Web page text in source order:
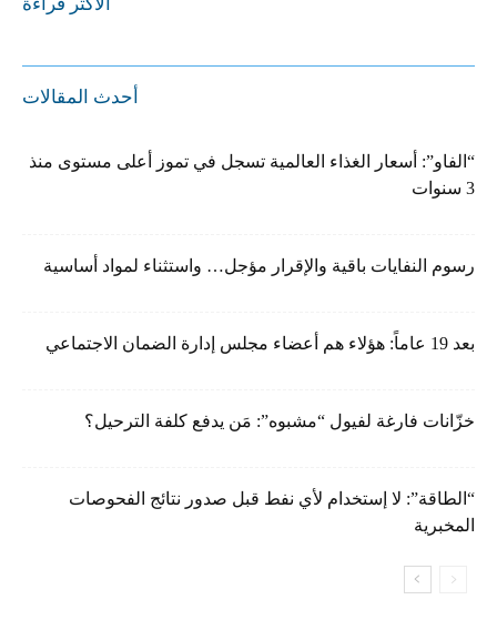
أحدث المقالات
“الفاو”: أسعار الغذاء العالمية تسجل في تموز أعلى مستوى منذ
3 سنوات
رسوم النفايات باقية والإقرار مؤجل… واستثناء لمواد أساسية
بعد 19 عاماً: هؤلاء هم أعضاء مجلس إدارة الضمان الاجتماعي
خزّانات فارغة لفيول “مشبوه”: مَن يدفع كلفة الترحيل؟
“الطاقة”: لا إستخدام لأي نفط قبل صدور نتائج الفحوصات
المخبرية